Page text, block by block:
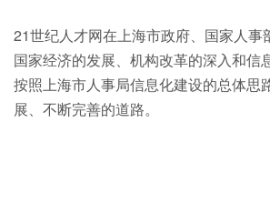
21世纪人才网在上海市政府、国家人事
国家经济的发展、机构改革的深入和信
按照上海市人事局信息化建设的总体思
展、不断完善的道路。